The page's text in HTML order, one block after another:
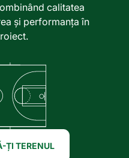
calitatea
și performanța în
ȚI TERENUL